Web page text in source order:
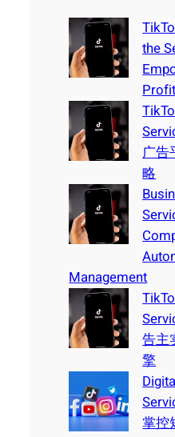
the
广告
略
Management
告主
擎
掌控